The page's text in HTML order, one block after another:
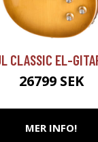
CLASSIC EL-
26799 SEK
MER INFO!